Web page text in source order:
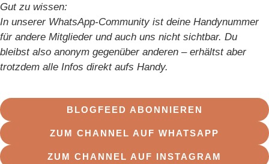
Gut zu wissen:
In unserer WhatsApp-Community ist deine Handynummer
für andere Mitglieder und auch uns nicht sichtbar. Du
bleibst also anonym gegenüber anderen – erhältst aber
trotzdem alle Infos direkt aufs Handy.
BLOGFEED ABONNIEREN
ZUM CHANNEL AUF WHATSAPP
ZUM CHANNEL AUF INSTAGRAM